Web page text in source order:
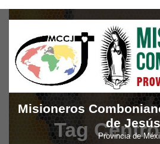
Skip
content
Misioneros
de Jesús
Provincia de
Tag